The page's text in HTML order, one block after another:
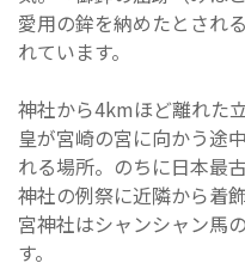
愛用の鉾を納めたとされ
れています。
神社から4kmほど離れた
皇が宮崎の宮に向かう途
れる場所。のちに日本最
神社の例祭に近隣から着
宮神社はシャンシャン馬
す。